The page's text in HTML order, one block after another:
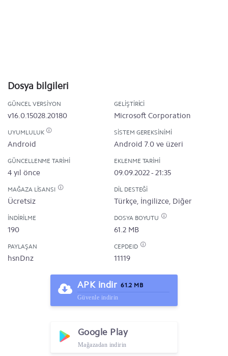
Dosya bilgileri
GÜNCEL VERSIYON
v16.0.15028.20180
GELIŞTIRICI
Microsoft Corporation
UYUMLULUK
Android
SISTEM GEREKSINIMI
Android 7.0 ve üzeri
GÜNCELLENME TARIHI
4 yıl önce
EKLENME TARIHI
09.09.2022 - 21:35
MAĞAZA LISANSI
Ücretsiz
DIL DESTEĞI
Türkçe, İngilizce, Diğer
İNDIRILME
190
DOSYA BOYUTU
61.2 MB
PAYLAŞAN
hsnDnz
CEPDEID
11119
APK indir 61.2 MB
Güvenle indirin
Google Play
Mağazadan indirin